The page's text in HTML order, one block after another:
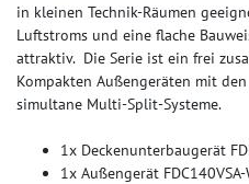
in kleinen Technik-Räumen
Luftstroms und eine flache
attraktiv. Die Serie ist ein frei
Kompakten Außengeräten mit
simultane Multi-Split-Systeme.
1x Deckenunterbaugerät
1x Außengerät FDC140VSA-